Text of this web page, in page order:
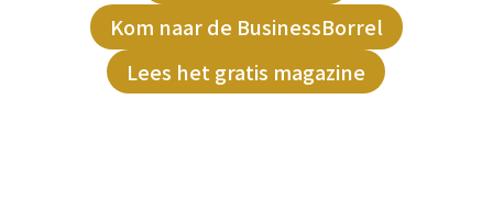
Kom naar de BusinessBorrel
Lees het gratis magazine